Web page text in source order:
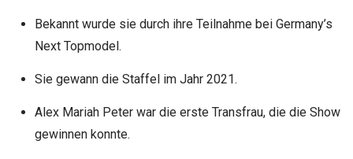
Bekannt wurde sie durch ihre Teilnahme bei Germany’s
Next Topmodel.
Sie gewann die Staffel im Jahr 2021.
Alex Mariah Peter war die erste Transfrau, die die Show
gewinnen konnte.